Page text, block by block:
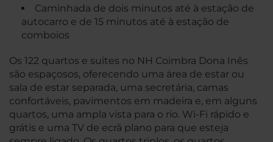
Caminhada de dois minutos até à estação de
autocarro e de 15 minutos até à estação de
comboios
Os 122 quartos e suites no NH Coimbra Dona Inês
são espaçosos, oferecendo uma área de estar ou
sala de estar separada, uma secretária, camas
confortáveis, pavimentos em madeira e, em alguns
quartos, uma ampla vista para o rio. Wi-Fi rápido e
grátis e uma TV de ecrã plano para que esteja